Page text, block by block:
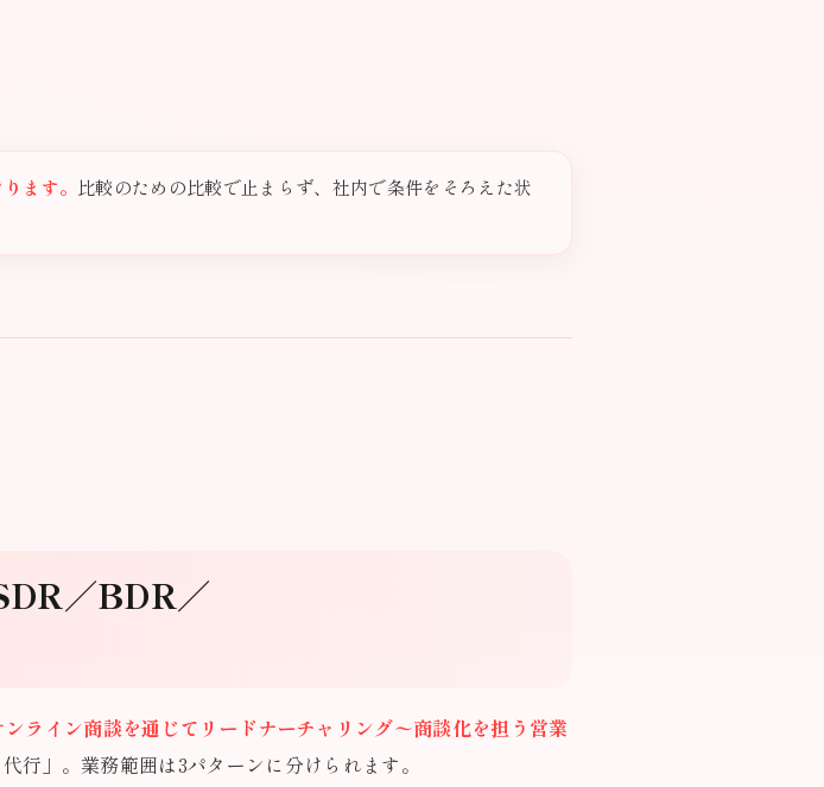
ます。 比較のための比較で止まらず、社内で条件をそろえた状
／BDR／
ライン商談を通じてリードナーチャリング〜商談化を担う営業
行」。業務範囲は3パターンに分けられます。